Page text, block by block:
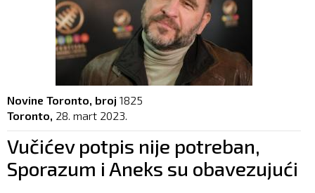
Novine Toronto, broj 1825
Toronto, 28. mart 2023.
Vučićev potpis nije potreban,
Sporazum i Aneks su obavezujući